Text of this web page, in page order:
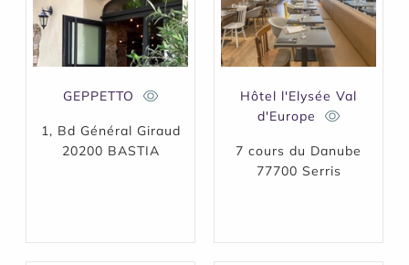
GEPPETTO
1, Bd Général Giraud
20200 BASTIA
Hôtel l'Elysée Val
d'Europe
7 cours du Danube
77700 Serris